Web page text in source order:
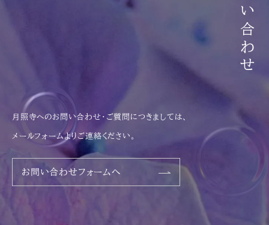
お問い合わせ
月照寺へのお問い合わせ・ご質問につきましては、
メールフォームよりご連絡ください。
お問い合わせフォームへ